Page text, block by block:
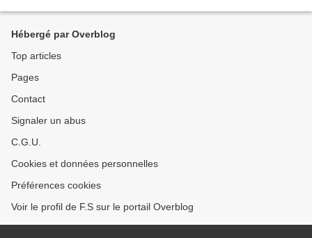
Hébergé par Overblog
Top articles
Pages
Contact
Signaler un abus
C.G.U.
Cookies et données personnelles
Préférences cookies
Voir le profil de F.S sur le portail Overblog